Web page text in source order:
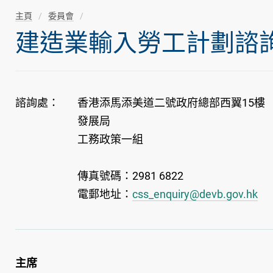
主頁 委員會
建造業輸入勞工計劃諮
諮詢處：
香港添馬添美道二號政府總部西翼15樓
發展局
工務政策一組
傳真號碼：2981 6822
電郵地址： css_enquiry@devb.gov.hk
主席